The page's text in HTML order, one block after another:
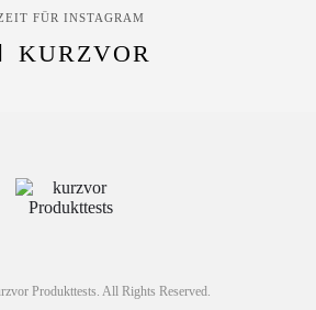
FÜR INSTAGRAM
KURZVOR
Produkttests. All Rights Reserved.